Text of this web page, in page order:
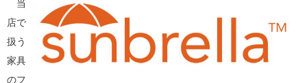
当
店で
扱う
家具
のフ